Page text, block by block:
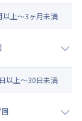
以上～3ヶ月未満
日以上～30日未満